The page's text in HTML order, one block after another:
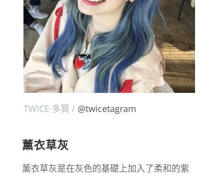
TWICE 多賢 / @twicetagram
薰衣草灰
薰衣草灰是在灰色的基礎上加入了柔和的紫